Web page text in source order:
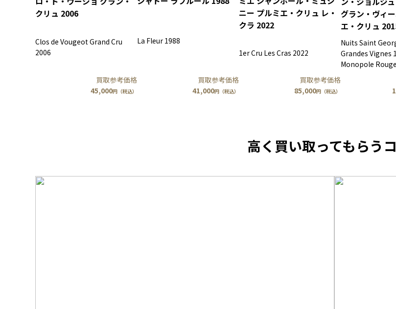
クリュ 2006
Clos de Vougeot Grand Cru
2006
買取参考価格
45,000円（税込）
La Fleur 1988
買取参考価格
41,000円（税込）
ニー プルミエ・クリュ レ・
クラ 2022
1er Cru Les Cras 2022
買取参考価格
85,000円（税込）
グラン・ヴィ
エ・クリュ
Nuits Saint
Grandes Vignes
Monopole
高く買い取ってもらう